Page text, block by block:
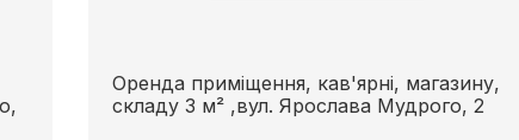
Оренда приміщення, кав'ярні, магазину,
складу 3 м² ,вул. Ярослава Мудрого, 2